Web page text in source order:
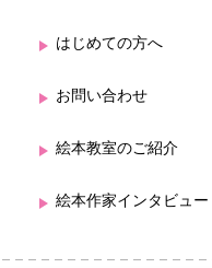
はじめての方へ
お問い合わせ
絵本教室のご紹介
絵本作家インタビュー